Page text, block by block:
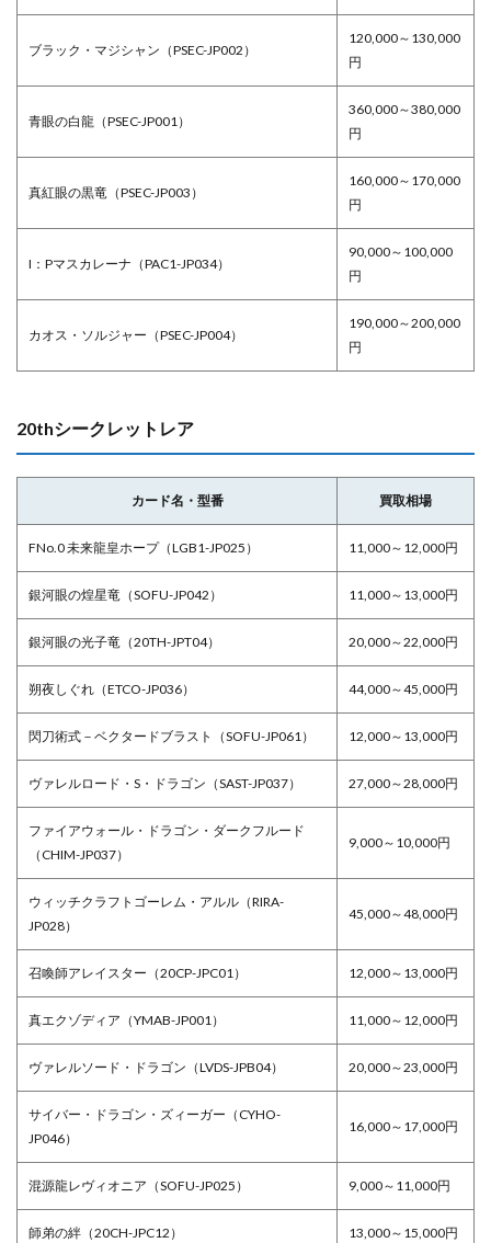
ブラック・マジシャン（PSEC-JP002）
120,000～130,000
円
青眼の白龍（PSEC-JP001）
360,000～380,000
円
真紅眼の黒竜（PSEC-JP003）
160,000～170,000
円
I：Pマスカレーナ（PAC1-JP034）
90,000～100,000
円
カオス・ソルジャー（PSEC-JP004）
190,000～200,000
円
20thシークレットレア
カード名・型番 買取相場
FNo.0 未来龍皇ホープ（LGB1-JP025） 11,000～12,000円
銀河眼の煌星竜（SOFU-JP042） 11,000～13,000円
銀河眼の光子竜（20TH-JPT04） 20,000～22,000円
朔夜しぐれ（ETCO-JP036） 44,000～45,000円
閃刀術式－ベクタードブラスト（SOFU-JP061） 12,000～13,000円
ヴァレルロード・S・ドラゴン（SAST-JP037） 27,000～28,000円
ファイアウォール・ドラゴン・ダークフルード
（CHIM-JP037）
9,000～10,000円
ウィッチクラフトゴーレム・アルル（RIRA-
JP028）
45,000～48,000円
召喚師アレイスター（20CP-JPC01） 12,000～13,000円
真エクゾディア（YMAB-JP001） 11,000～12,000円
ヴァレルソード・ドラゴン（LVDS-JPB04） 20,000～23,000円
サイバー・ドラゴン・ズィーガー（CYHO-
JP046）
16,000～17,000円
混源龍レヴィオニア（SOFU-JP025） 9,000～11,000円
師弟の絆（20CH-JPC12） 13,000～15,000円